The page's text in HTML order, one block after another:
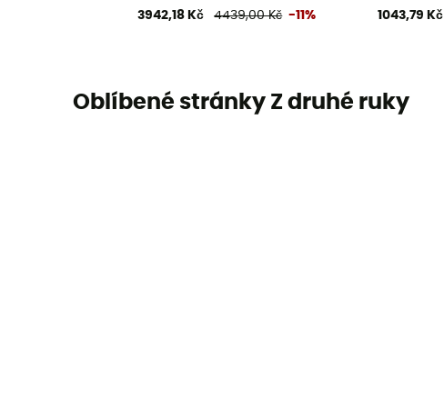
3942,18 Kč 4439,00 Kč -11% 1043,79 Kč
Oblíbené stránky Z druhé ruky